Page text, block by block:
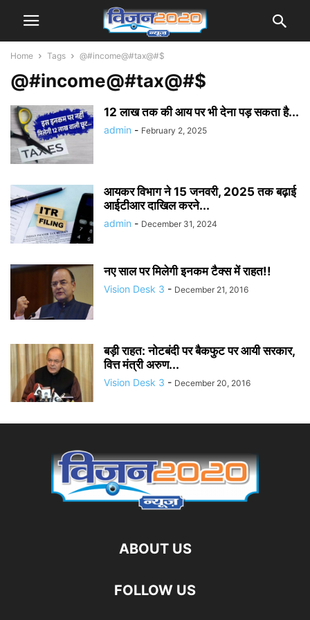
Home Tags @#income@#tax@#$
@#income@#tax@#$
12 लाख तक की आय पर भी देना पड़ सकता है...
admin - February 2, 2025
आयकर विभाग ने 15 जनवरी, 2025 तक बढ़ाई
आईटीआर दाखिल करने...
admin - December 31, 2024
नए साल पर मिलेगी इनकम टैक्स में राहत!!
Vision Desk 3 - December 21, 2016
बड़ी राहत: नोटबंदी पर बैकफुट पर आयी सरकार,
वित्त मंत्री अरुण...
Vision Desk 3 - December 20, 2016
ABOUT US
FOLLOW US